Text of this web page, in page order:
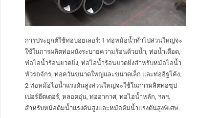
การประยุกต์ใช้ท่อบอยเลอร์: 1 ท่อหม้อน้ำทั่วไปส่วนใหญ่จะ
ใช้ในการผลิตท่อผนังระบายความร้อนด้วยน้ำ, ท่อน้ำเดือด,
ท่อไอน้ำร้อนยวดยิ่ง, ท่อไอน้ำร้อนยวดยิ่งสำหรับหม้อไอน้ำ
หัวรถจักร, ท่อควันขนาดใหญ่และขนาดเล็ก และท่ออิฐโค้ง.
2 ท่อหม้อไอน้ำแรงดันสูงส่วนใหญ่จะใช้ในการผลิตท่อซุป
เปอร์ฮีตเตอร์, หลอดอุ่น, ท่ออากาศ, ท่อไอน้ำหลัก, ฯลฯ.
สำหรับหม้อต้มน้ำแรงดันสูงและหม้อต้มน้ำแรงดันสูงพิเศษ.